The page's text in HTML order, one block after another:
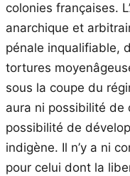
colonies françaises.
anarchique et
pénale inqualifiable,
tortures
sous la coupe du
aura ni possibilité de
possibilité de
indigène. Il n’y a ni
pour celui dont la